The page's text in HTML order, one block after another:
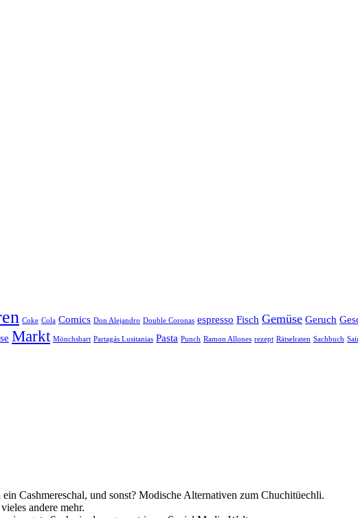
Coke Cola Comics Don Alejandro Double Coronas espresso Fisch Gemüse Geruch
Markt Mönchsbart Partagás Lusitanias Pasta Punch Ramon Allones rezept Rätselraten Sachbuch
Cashmereschal, und sonst? Modische Alternativen zum Chuchitüechli.
andere mehr.